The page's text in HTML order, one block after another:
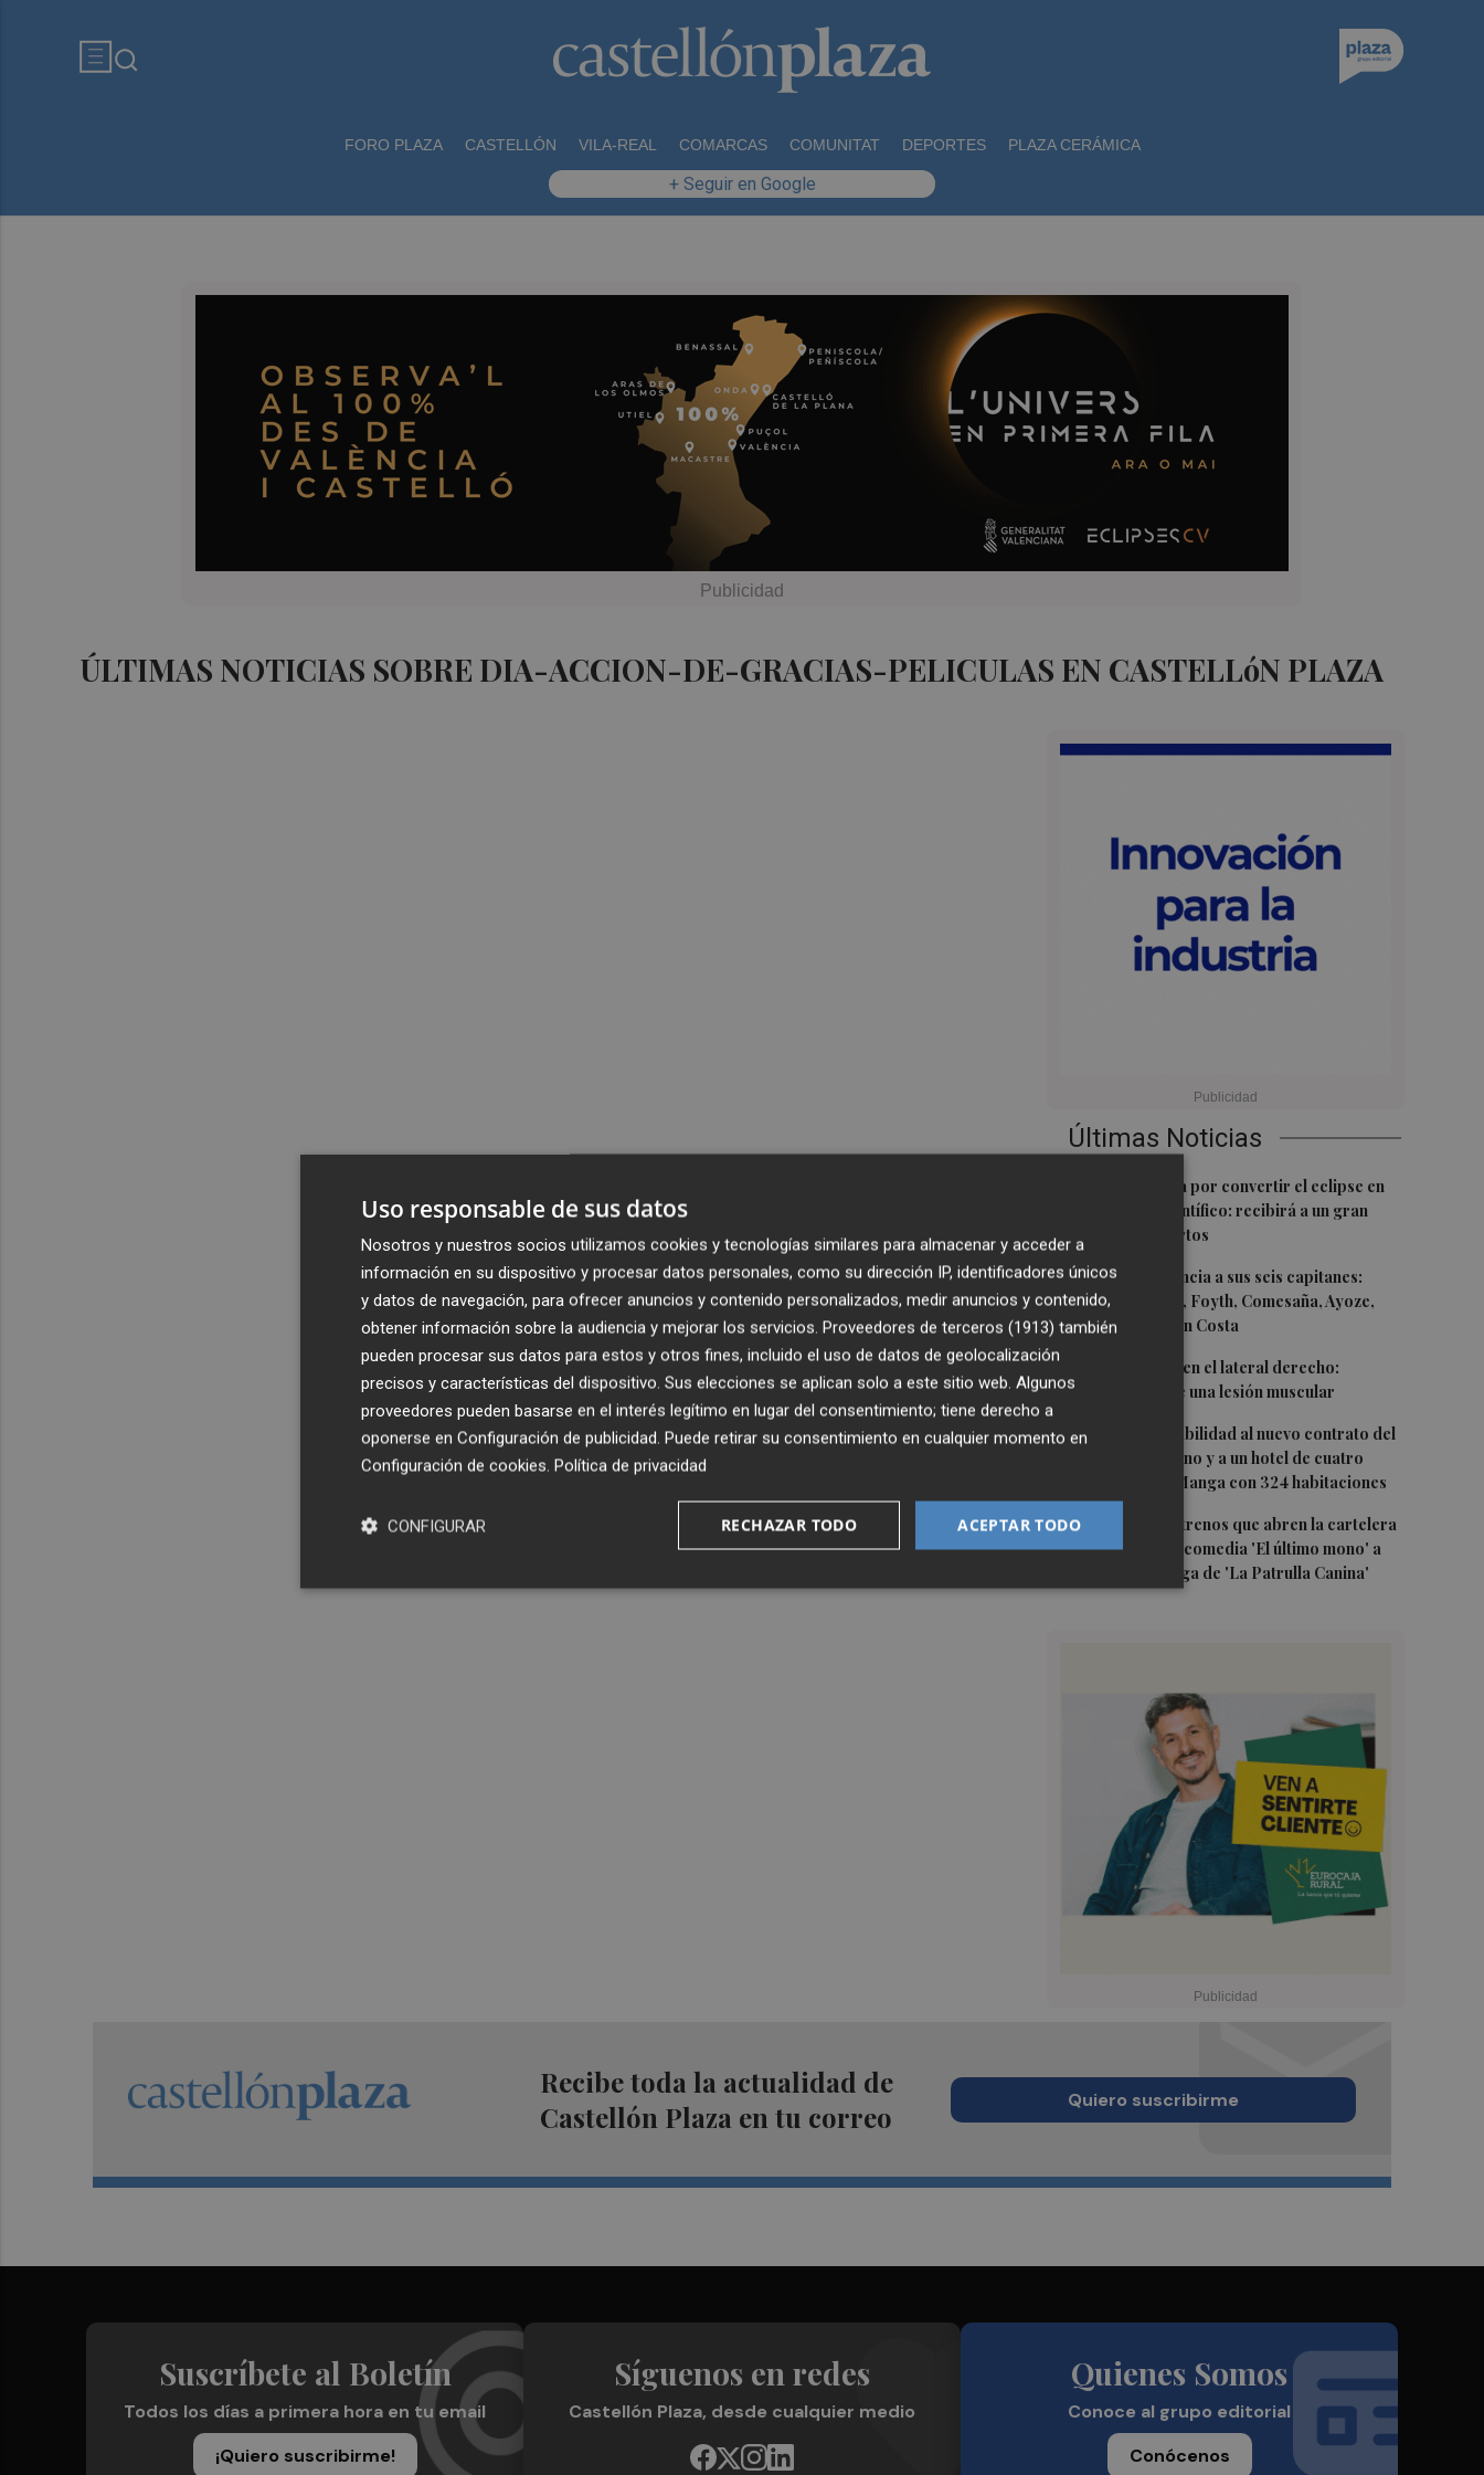
FORO PLAZA CASTELLÓN VILA-REAL COMARCAS COMUNITAT DEPORTES PLAZA CERÁMICA
+ Seguir en Google
ÚLTIMAS NOTICIAS SOBRE DIA-ACCION-DE-GRACIAS-PELICULAS EN CASTELLóN PLAZA
Últimas Noticias
Castelló apuesta por convertir el eclipse en
un referente científico: recibirá a un gran
equipo de expertos
2 El Villarreal anuncia a sus seis capitanes:
Gerard Moreno, Foyth, Comesaña, Ayoze,
Cardona y Logan Costa
3
Más problemas en el lateral derecho:
Monferrer sufre una lesión muscular
4 San Javier da viabilidad al nuevo contrato del
transporte urbano y a un hotel de cuatro
estrellas en La Manga con 324 habitaciones
5Estos son los estrenos que abren la cartelera
en agosto: de la comedia 'El último mono' a
una nueva entrega de 'La Patrulla Canina'
Recibe toda la actualidad de
Castellón Plaza en tu correo
Quiero suscribirme
Suscríbete al Boletín
Todos los días a primera hora en tu email
¡Quiero suscribirme!
Síguenos en redes
Castellón Plaza, desde cualquier medio
Quienes Somos
Conoce al grupo editorial
Conócenos
Uso responsable de sus datos
Nosotros y nuestros socios utilizamos cookies y tecnologías similares para almacenar y acceder a
información en su dispositivo y procesar datos personales, como su dirección IP, identificadores únicos
y datos de navegación, para ofrecer anuncios y contenido personalizados, medir anuncios y contenido,
obtener información sobre la audiencia y mejorar los servicios. Proveedores de terceros (1913) también
pueden procesar sus datos para estos y otros fines, incluido el uso de datos de geolocalización
precisos y características del dispositivo. Sus elecciones se aplican solo a este sitio web. Algunos
proveedores pueden basarse en el interés legítimo en lugar del consentimiento; tiene derecho a
oponerse en Configuración de publicidad. Puede retirar su consentimiento en cualquier momento en
Configuración de cookies. Política de privacidad
ACEPTAR TODO
RECHAZAR TODO
CONFIGURAR